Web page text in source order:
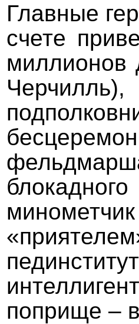
Главные
счете
миллионов
поприще –